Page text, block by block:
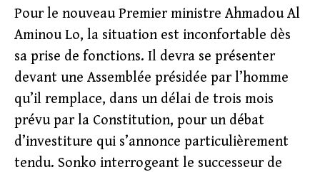
Pour le nouveau Premier ministre Ahmadou Al
Aminou Lo, la situation est inconfortable dès
sa prise de fonctions. Il devra se présenter
devant une Assemblée présidée par l’homme
qu’il remplace, dans un délai de trois mois
prévu par la Constitution, pour un débat
d’investiture qui s’annonce particulièrement
tendu. Sonko interrogeant le successeur de